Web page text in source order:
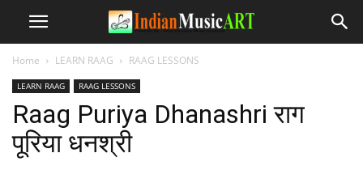
Home LEARN RAAG RAAG LESSONS
LEARN RAAG RAAG LESSONS
Raag Puriya Dhanashri राग
पूरिया धनश्री